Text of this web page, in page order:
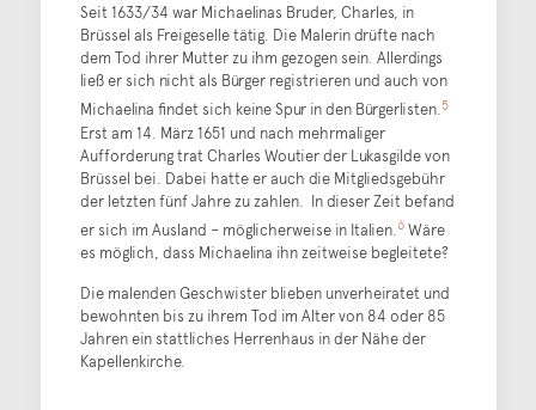
Seit 1633/34 war Michaelinas Bruder, Charles, in
Brüssel als Freigeselle tätig. Die Malerin drüfte nach
dem Tod ihrer Mutter zu ihm gezogen sein. Allerdings
ließ er sich nicht als Bürger registrieren und auch von
Michaelina findet sich keine Spur in den Bürgerlisten.5
Erst am 14. März 1651 und nach mehrmaliger
Aufforderung trat Charles Woutier der Lukasgilde von
Brüssel bei. Dabei hatte er auch die Mitgliedsgebühr
der letzten fünf Jahre zu zahlen. In dieser Zeit befand
er sich im Ausland – möglicherweise in Italien.6Wäre
es möglich, dass Michaelina ihn zeitweise begleitete?
Die malenden Geschwister blieben unverheiratet und
bewohnten bis zu ihrem Tod im Alter von 84 oder 85
Jahren ein stattliches Herrenhaus in der Nähe der
Kapellenkirche.